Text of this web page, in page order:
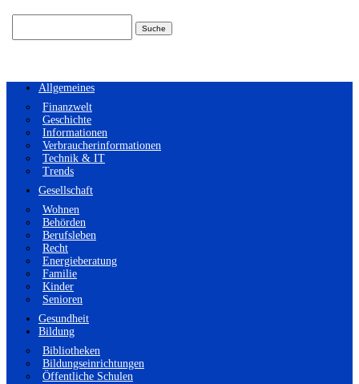
Allgemeines
Finanzwelt
Geschichte
Informationen
Verbraucherinformationen
Technik & IT
Trends
Gesellschaft
Wohnen
Behörden
Berufsleben
Recht
Energieberatung
Familie
Kinder
Senioren
Gesundheit
Bildung
Bibliotheken
Bildungseinrichtungen
Öffentliche Schulen